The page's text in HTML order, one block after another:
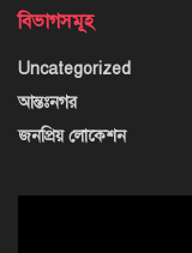
বিভাগসমূহ
Uncategorized
আন্তঃনগর
জনপ্রিয় লোকেশন